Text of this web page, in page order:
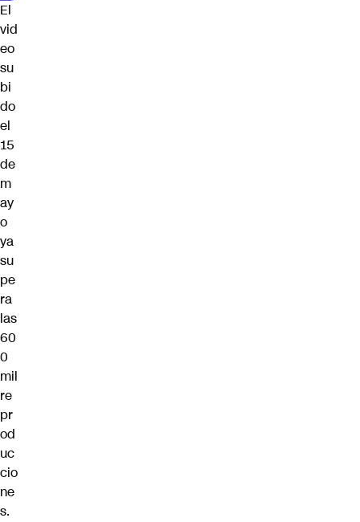
El
vid
eo
su
bi
do
el
15
de
m
ay
o
ya
su
pe
ra
las
60
0
mil
re
pr
od
uc
cio
ne
s.